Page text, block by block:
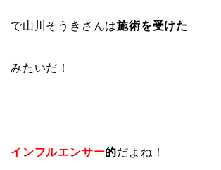
で山川そうきさんは施術を受けた
みたいだ！
インフルエンサー的だよね！